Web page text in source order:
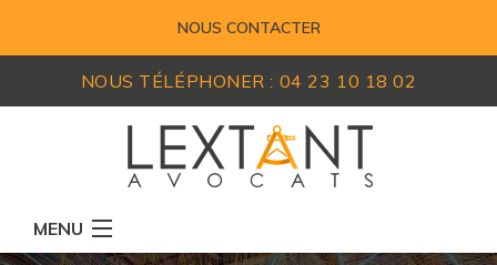
NOUS CONTACTER
NOUS TÉLÉPHONER : 04 23 10 18 02
MENU